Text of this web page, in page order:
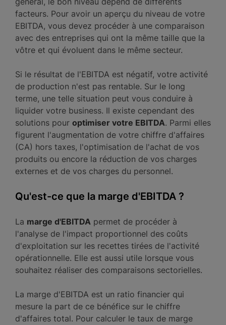
facteurs. Pour avoir un aperçu du niveau de votre
EBITDA, vous devez procéder à une comparaison
avec des entreprises qui ont la même taille que la
vôtre et qui évoluent dans le même secteur.
Si le résultat de l'EBITDA est négatif, votre activité
de production n'est pas rentable. Sur le long
terme, une telle situation peut vous conduire à
liquider votre business. Il existe cependant des
solutions pour optimiser votre EBITDA. Parmi elles
figurent l'augmentation de votre chiffre d'affaires
(CA) hors taxes, l'optimisation de l'achat de vos
produits ou encore la réduction de vos charges
externes et de vos charges du personnel.
Qu'est-ce que la marge d'EBITDA ?
La marge d'EBITDA permet de procéder à
l'analyse de l'impact proportionnel des coûts
d'exploitation sur les recettes tirées de l'activité
opérationnelle. Elle est aussi utile lorsque vous
souhaitez réaliser des comparaisons sectorielles.
La marge d'EBITDA est un ratio financier qui
mesure la part de ce bénéfice sur le chiffre
d'affaires total. Pour calculer le taux de marge